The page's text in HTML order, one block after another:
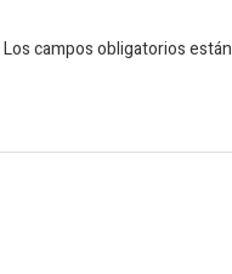
Los campos obligatorios están